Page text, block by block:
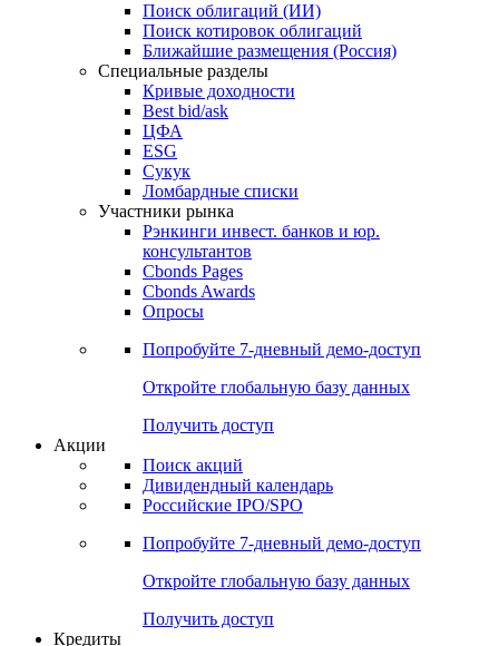
Облигации
Поиски
Поиск облигаций & Карты рынка
Поиск облигаций (ИИ)
Поиск котировок облигаций
Ближайшие размещения (Россия)
Специальные разделы
Кривые доходности
Best bid/ask
ЦФА
ESG
Сукук
Ломбардные списки
Участники рынка
Рэнкинги инвест. банков и юр.
Cbonds Pages
Опросы
Попробуйте7-дневный
Откройте глобальную базу данных
Получить доступ
Поиск акций
Российские IPO/SPO
Попробуйте7-дневный